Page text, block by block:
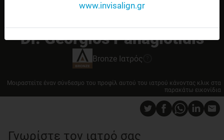
Dr. Georgios Panagiotidis
Bronze Ιατρός
Μοιραστείτε έναν σύνδεσμο του προφίλ αυτού του ιατρού κάνοντας κλικ στα
παρακάτω εικονίδια
Γνωρίστε τον ιατρό σας
www.invisalign.gr